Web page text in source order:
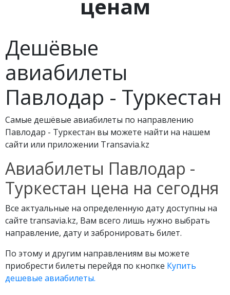
ценам
Дешёвые
авиабилеты
Павлодар - Туркестан
Самые дешёвые авиабилеты по направлению
Павлодар - Туркестан вы можете найти на нашем
сайти или приложении Transavia.kz
Авиабилеты Павлодар -
Туркестан цена на сегодня
Все актуальные на определенную дату доступны на
сайте transavia.kz, Вам всего лишь нужно выбрать
направление, дату и забронировать билет.
По этому и другим направлениям вы можете
приобрести билеты перейдя по кнопке Купить
дешевые авиабилеты.